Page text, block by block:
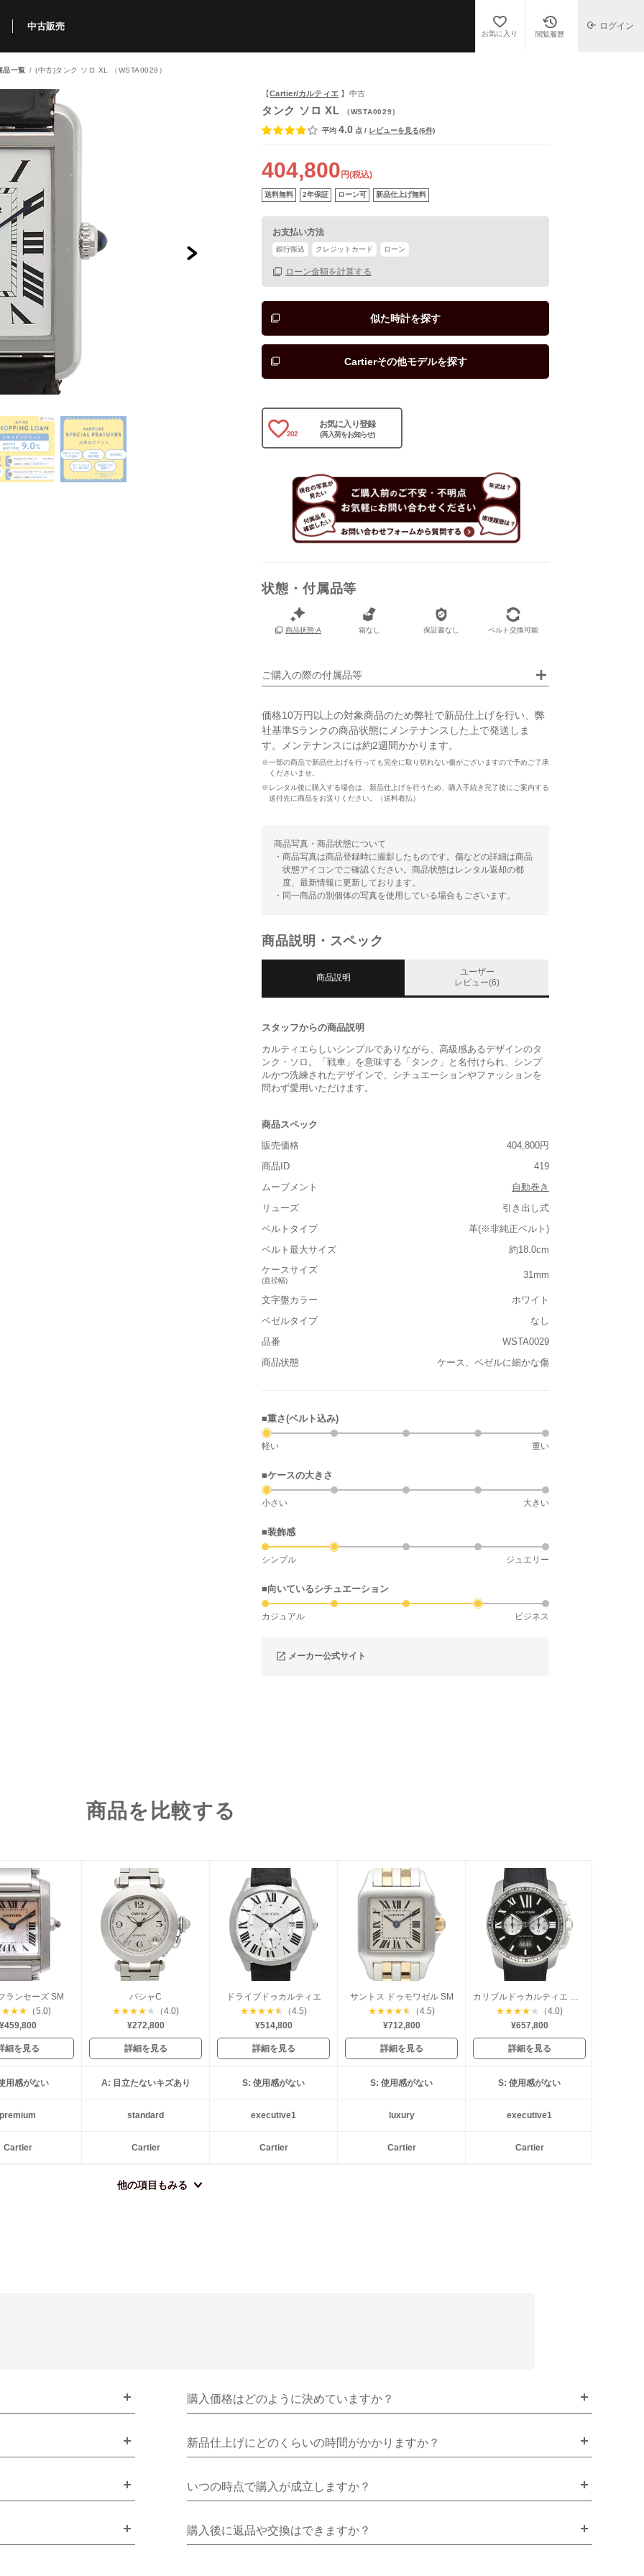
限定商品 購入可能商品
できるポイント カリトケとは？
方法 Q&A
中古販売
中古販売商品 ブランド一覧
お気に入り 閲覧履歴
ログイン
品一覧 (中古)タンク ソロ XL （WSTA0029）
【Cartier/カルティエ 】中古
タンク ソロ XL （WSTA0029）
平均 4.0 点 / レビューを見る(6件)
404,800 円(税込)
送料無料 2年保証 ローン可 新品仕上げ無料
お支払い方法
銀行振込 クレジットカード ローン
ローン金額を計算する
似た時計を探す
Cartierその他モデルを探す
202
お気に入り登録
(再入荷をお知らせ)
状態・付属品等
商品状態:A 箱なし 保証書なし ベルト交換可能
ご購入の際の付属品等
保証書
なし
箱
なし
価格10万円以上の対象商品のため弊社で新品仕上げを行い、弊
社基準Sランクの商品状態にメンテナンスした上で発送しま
す。メンテナンスには約2週間かかります。
※一部の商品で新品仕上げを行っても完全に取り切れない傷がございますので予めご了承
くださいませ。
※レンタル後に購入する場合は、新品仕上げを行うため、購入手続き完了後にご案内する
送付先に商品をお送りください。（送料着払）
商品写真・商品状態について
・商品写真は商品登録時に撮影したものです。傷などの詳細は商品
状態アイコンでご確認ください。商品状態はレンタル返却の都
度、最新情報に更新しております。
・同一商品の別個体の写真を使用している場合もございます。
商品説明・スペック
商品説明
ユーザー
レビュー(6)
スタッフからの商品説明
カルティエらしいシンプルでありながら、高級感あるデザインのタ
ンク・ソロ。「戦車」を意味する「タンク」と名付けられ、シンプ
ルかつ洗練されたデザインで、シチュエーションやファッションを
問わず愛用いただけます。
商品スペック
販売価格
404,800円
商品ID
419
ムーブメント
自動巻き
リューズ
引き出し式
ベルトタイプ
革(※非純正ベルト)
ベルト最大サイズ
約18.0cm
ケースサイズ
(直径幅)
31mm
文字盤カラー
ホワイト
ベゼルタイプ
なし
品番
WSTA0029
商品状態
ケース、ベゼルに細かな傷
■重さ(ベルト込み)
軽い 重い
■ケースの大きさ
小さい 大きい
■装飾感
シンプル ジュエリー
■向いているシチュエーション
カジュアル ビジネス
メーカー公式サイト
商品を比較する
ランセーズ SM
★★★ （5.0)
細を見る
パシャC
★★★★ ★
（4.0)
¥272,800
詳細を見る
ドライブドゥカルティエ
★★★★★
（4.5)
¥514,800
詳細を見る
サントス ドゥモワゼル SM
★★★★★
（4.5)
¥712,800
詳細を見る
カリブルドゥカルティエ クロノグラフ
★★★★ ★
（4.0)
¥657,800
詳細を見る
用感がない A: 目立たないキズあり S: 使用感がない S: 使用感がない S: 使用感がない
premium standard executive1 luxury executive1
Cartier Cartier Cartier Cartier Cartier
他の項目もみる
購入価格はどのように決めていますか？
新品仕上げにどのくらいの時間がかかりますか？
いつの時点で購入が成立しますか？
購入後に返品や交換はできますか？